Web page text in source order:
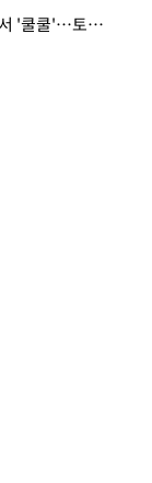
· 새벽 식당 몰래 들어와 테이블서 '쿨쿨'…토사물 남기고 사라진 남성